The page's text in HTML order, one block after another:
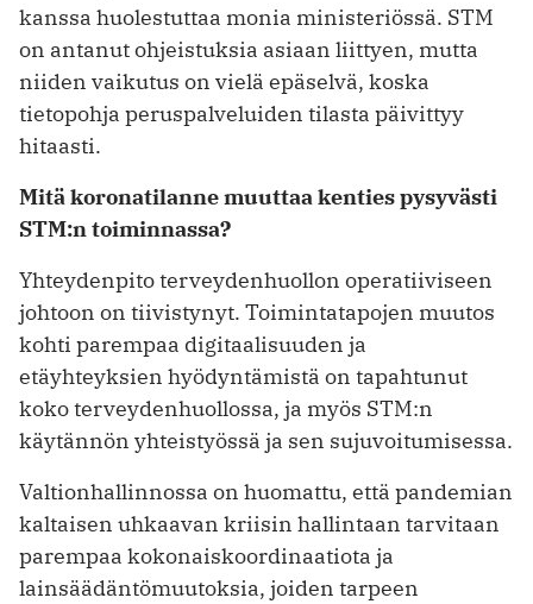
kanssa huolestuttaa monia ministeriössä. STM
on antanut ohjeistuksia asiaan liittyen, mutta
niiden vaikutus on vielä epäselvä, koska
tietopohja peruspalveluiden tilasta päivittyy
hitaasti.
Mitä koronatilanne muuttaa kenties pysyvästi
STM:n toiminnassa?
Yhteydenpito terveydenhuollon operatiiviseen
johtoon on tiivistynyt. Toiminta­tapojen muutos
kohti parempaa digitaalisuuden ja
etäyhteyksien hyödyntämistä on tapahtunut
koko terveydenhuollossa, ja myös STM:n
käytännön yhteistyössä ja sen sujuvoitumisessa.
Valtionhallinnossa on huomattu, että pandemian
kaltaisen uhkaavan kriisin hallintaan tarvitaan
parempaa kokonaiskoordinaatiota ja
lainsäädäntömuutoksia, joiden tarpeen